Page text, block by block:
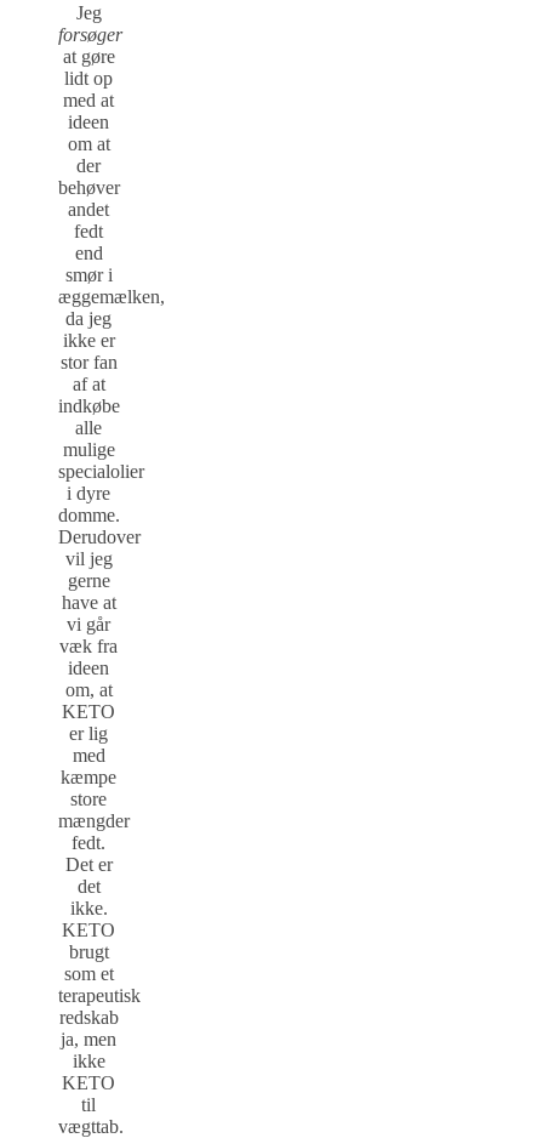
Jeg
forsøger
at gøre
lidt op
med at
ideen
om at
der
behøver
andet
fedt
end
smør i
æggemælken,
da jeg
ikke er
stor fan
af at
indkøbe
alle
mulige
specialolier
i dyre
domme.
Derudover
vil jeg
gerne
have at
vi går
væk fra
ideen
om, at
KETO
er lig
med
kæmpe
store
mængder
fedt.
Det er
det
ikke.
KETO
brugt
som et
terapeutisk
redskab
ja, men
ikke
KETO
til
vægttab.